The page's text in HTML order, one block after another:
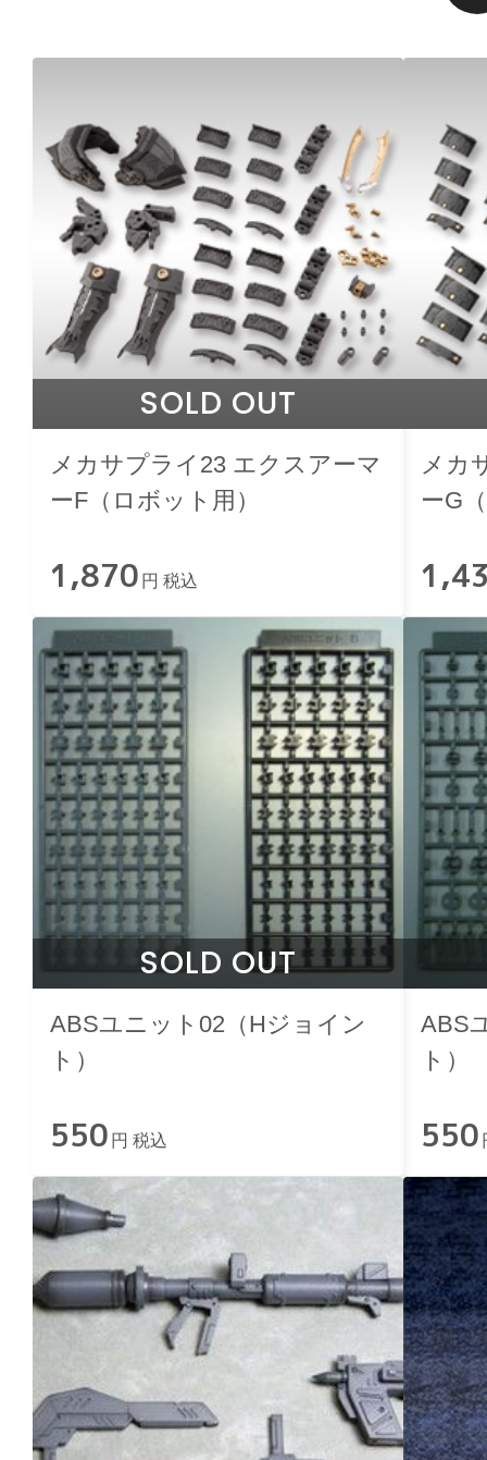
SOLD OUT
メカサプライ23 エクスアーマ
ーF（ロボット用）
1,870 円 税込
メカ
ーG
SOLD OUT
ABSユニット02（Hジョイン
ト）
550 円 税込
ABS
ト）
550